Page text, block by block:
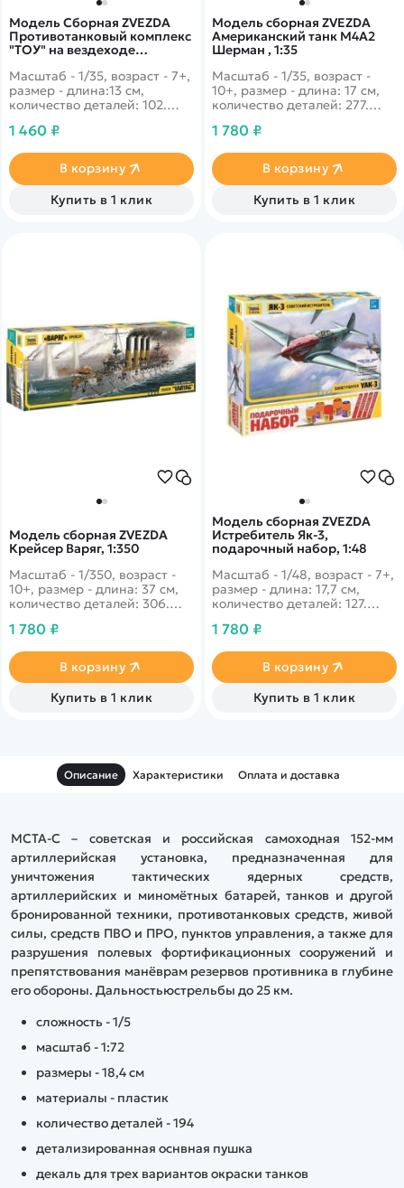
Модель Сборная ZVEZDA
Противотанковый комплекс
"ТОУ" на вездеходе
Масштаб - 1/35, возраст - 7+,
размер - длина:13 см,
количество деталей: 102.
американский внедорожник
противотанковым
комплексом ТОУ, успешно
зарекомендовал себя в
военных конфликтах.
1 460 ₽
В корзину
Купить в 1 клик
Модель сборная ZVEZDA
Американский танк М4А2
Шерман , 1:35
Масштаб - 1/35, возраст -
10+, размер - длина: 17 см,
количество деталей: 277.
Второй Мировой войны,
используемым в середине
войны. Был шустрым, юрким
и достаточно крепким.
1 780 ₽
В корзину
Купить в 1 клик
Модель сборная ZVEZDA
Крейсер Варяг, 1:350
Масштаб - 1/350, возраст -
10+, размер - длина: 37 см,
количество деталей: 306.
легендарную "Аврору", но
водоизмещение и
дымоизмещение. Участвовал
в реальных баталиях с
японским флотом, но был
1 780 ₽
В корзину
Купить в 1 клик
Модель сборная ZVEZDA
Истребитель Як-3,
подарочный набор, 1:48
Масштаб - 1/48, возраст - 7+,
размер - длина: 17,7 см,
количество деталей: 127.
и уворотливость - это три
отличающие Як-3 от
остальных истребителей.
Як-3 был в своем время
царем небес и вводил в ужас
1 780 ₽
В корзину
Купить в 1 клик
Описание Характеристики Оплата и доставка
МСТА-С – советская и российская самоходная 152-мм
артиллерийская установка, предназначенная для
уничтожения тактических ядерных средств,
артиллерийских и миномётных батарей, танков и другой
бронированной техники, противотанковых средств, живой
силы, средств ПВО и ПРО, пунктов управления, а также для
разрушения полевых фортификационных сооружений и
препятствования манёврам резервов противника в глубине
его обороны. Дальностьюстрельбы до 25 км.
сложность - 1/5
масштаб - 1:72
размеры - 18,4 см
материалы - пластик
количество деталей - 194
детализированная оснвная пушка
декаль для трех вариантов окраски танков